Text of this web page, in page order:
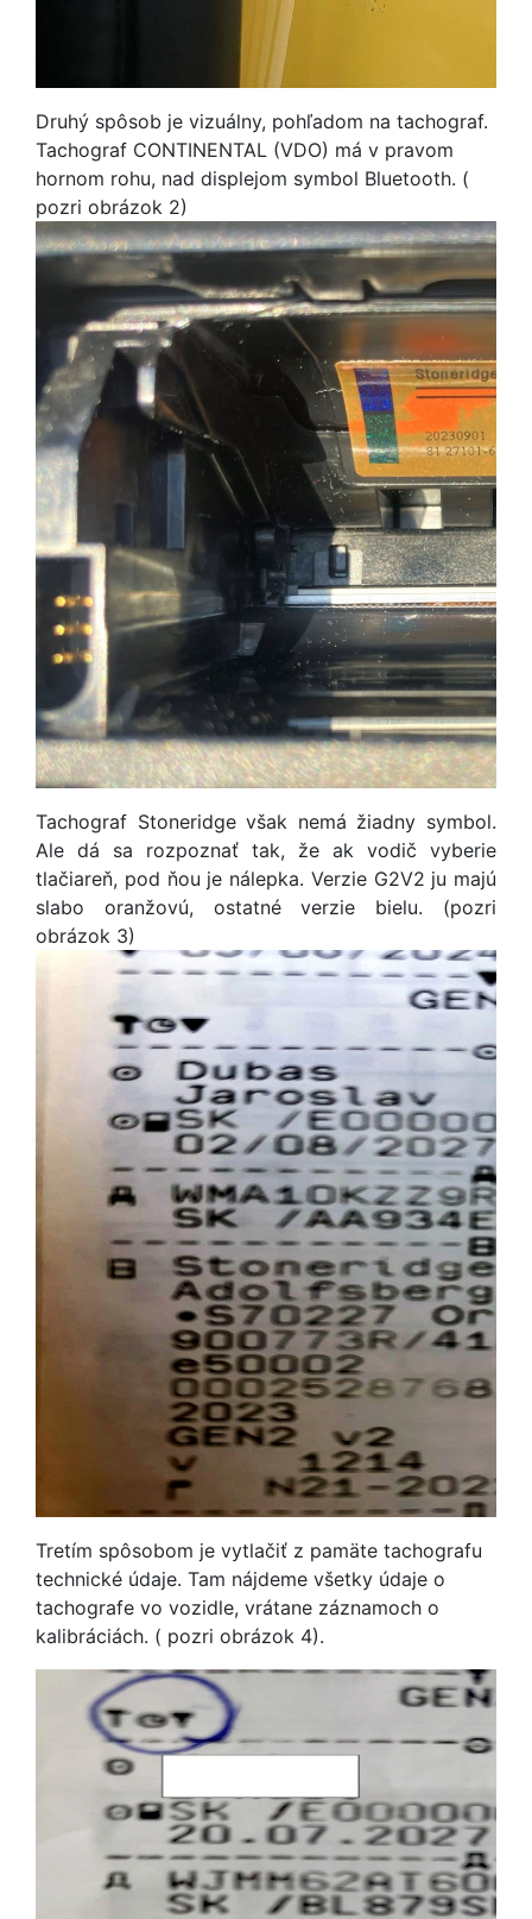
Druhý spôsob je vizuálny, pohľadom na tachograf.
Tachograf CONTINENTAL (VDO) má v pravom
hornom rohu, nad displejom symbol Bluetooth. (
pozri obrázok 2)
Tachograf Stoneridge však nemá žiadny symbol.
Ale dá sa rozpoznať tak, že ak vodič vyberie
tlačiareň, pod ňou je nálepka. Verzie G2V2 ju majú
slabo oranžovú, ostatné verzie bielu. (pozri
obrázok 3)
Tretím spôsobom je vytlačiť z pamäte tachografu
technické údaje. Tam nájdeme všetky údaje o
tachografe vo vozidle, vrátane záznamoch o
kalibráciách. ( pozri obrázok 4).